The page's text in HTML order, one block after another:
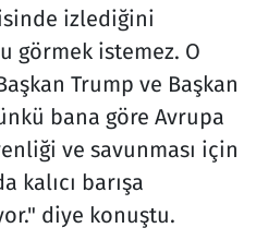
izlediğini
görmek istemez. O
Trump ve Başkan
bana göre Avrupa
ve savunması için
kalıcı barışa
diye konuştu.